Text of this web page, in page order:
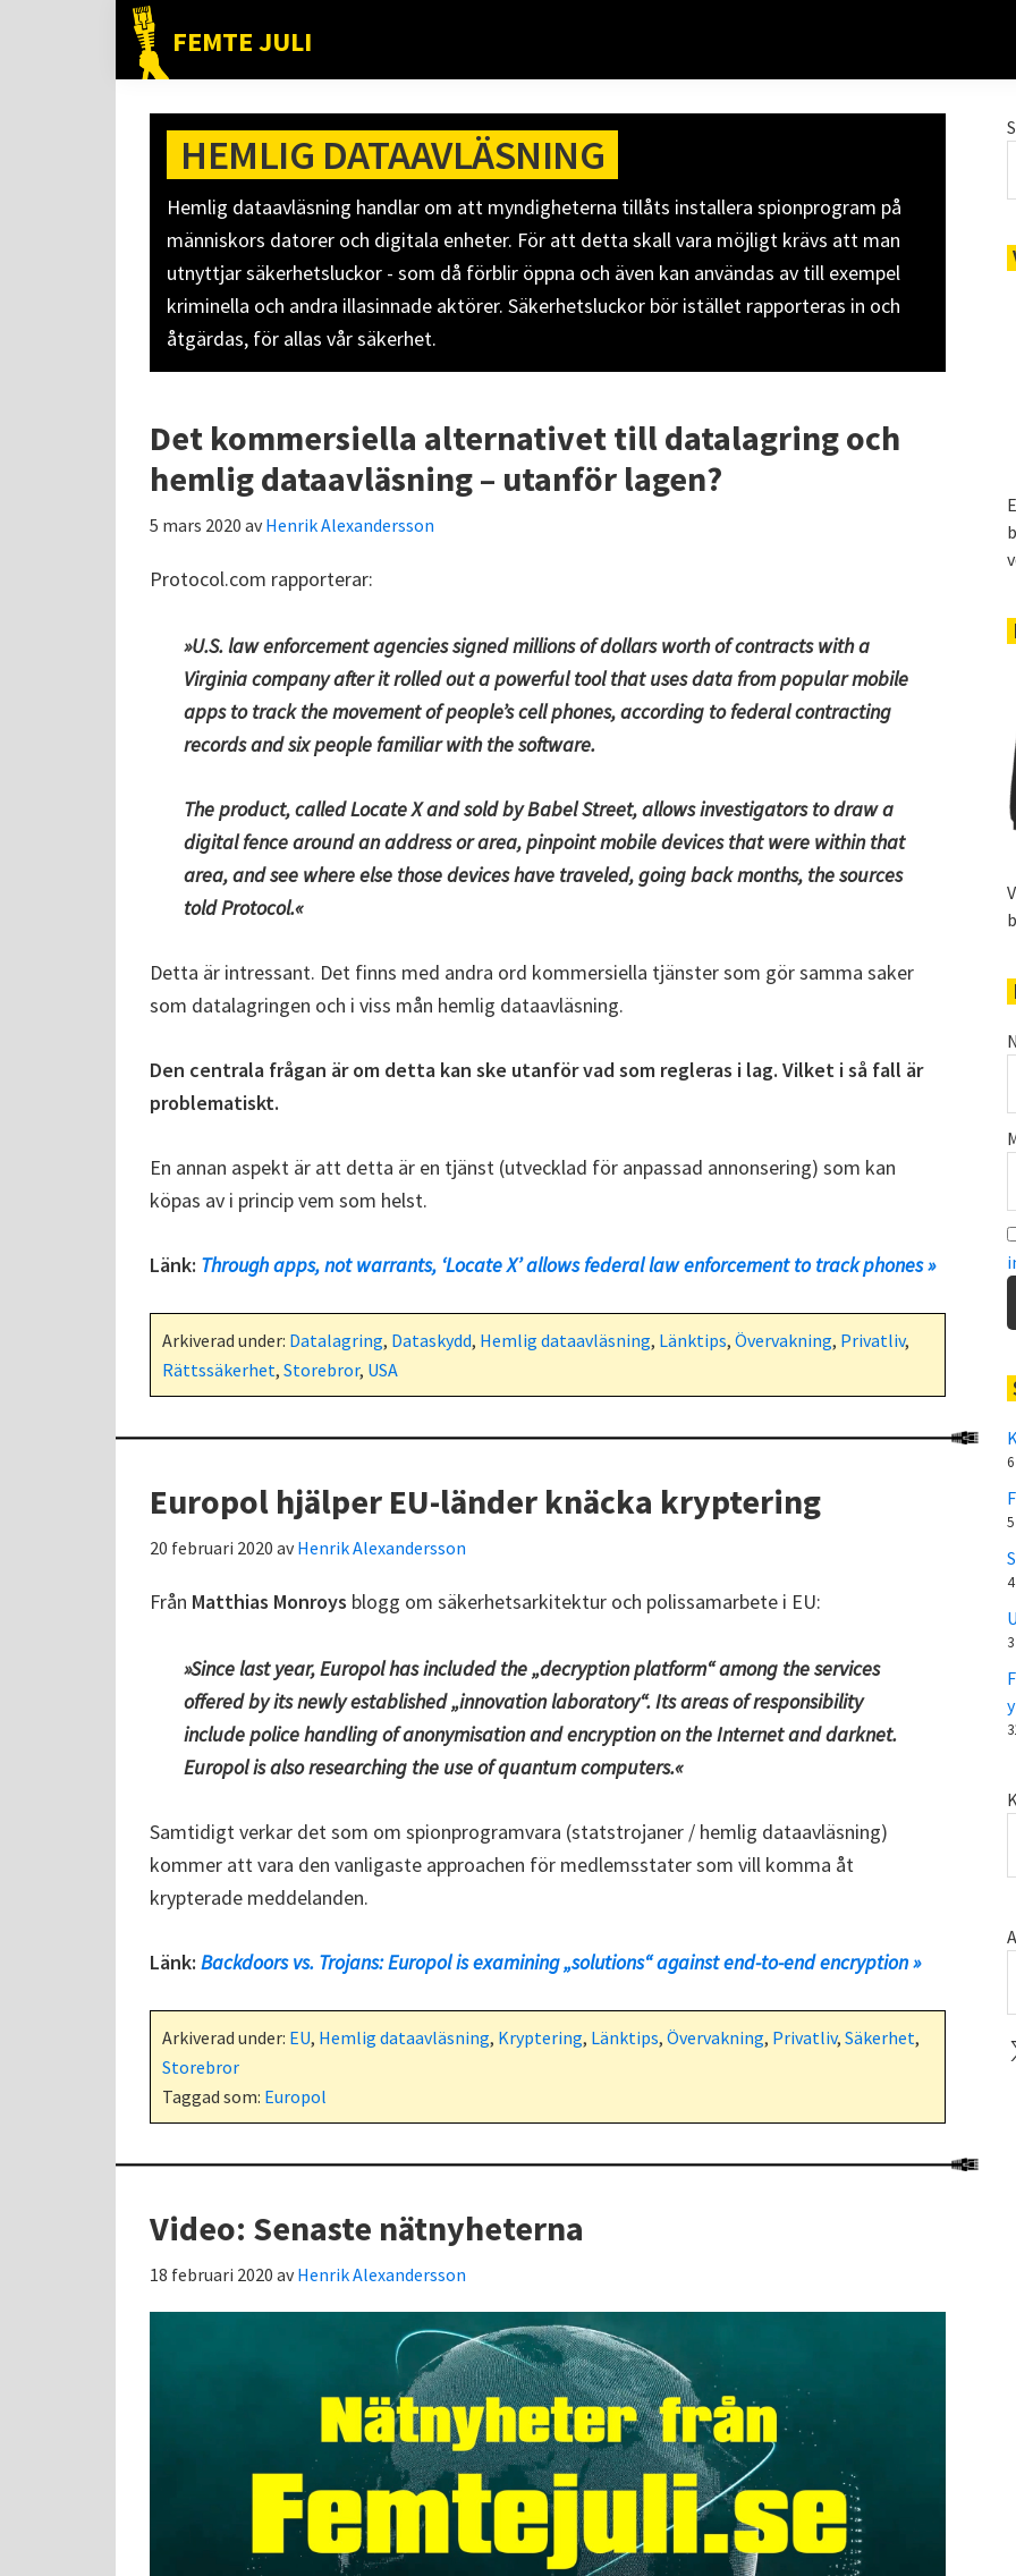
huvudnavigering
FEMTE JULI
Nätet
folket!HEMLIG DATAAVLÄSNING
Hemlig dataavläsning handlar om att myndigheterna tillåts installera spionprogram på
människors datorer och digitala enheter. För att detta skall vara möjligt krävs att man
utnyttjar säkerhetsluckor - som då förblir öppna och även kan användas av till exempel
kriminella och andra illasinnade aktörer. Säkerhetsluckor bör istället rapporteras in och
åtgärdas, för allas vår säkerhet.
Det kommersiella alternativet till datalagring och
hemlig dataavläsning – utanför lagen?
5 mars 2020 avHenrik Alexandersson
Protocol.com rapporterar:
»U.S. law enforcement agencies signed millions of dollars worth of contracts with a
Virginia company after it rolled out a powerful tool that uses data from popular mobile
apps to track the movement of people’s cell phones, according to federal contracting
records and six people familiar with the software.
The product, called Locate X and sold by Babel Street, allows investigators to draw a
digital fence around an address or area, pinpoint mobile devices that were within that
area, and see where else those devices have traveled, going back months, the sources
told Protocol.«
Detta är intressant. Det finns med andra ord kommersiella tjänster som gör samma saker
som datalagringen och i viss mån hemlig dataavläsning.
Den centrala frågan är om detta kan ske utanför vad som regleras i lag. Vilket i så fall är
problematiskt.
En annan aspekt är att detta är en tjänst (utvecklad för anpassad annonsering) som kan
köpas av i princip vem som helst.
Länk: Through apps, not warrants, ‘Locate X’ allows federal law enforcement to track phones »
Arkiverad under: Datalagring, Dataskydd, Hemlig dataavläsning, Länktips, Övervakning, Privatliv,
Rättssäkerhet, Storebror, USA
Europol hjälper EU-länder knäcka kryptering
20 februari 2020 avHenrik Alexandersson
Från Matthias Monroys blogg om säkerhetsarkitektur och polissamarbete i EU:
»Since last year, Europol has included the „decryption platform“ among the services
offered by its newly established „innovation laboratory“. Its areas of responsibility
include police handling of anonymisation and encryption on the Internet and darknet.
Europol is also researching the use of quantum computers.«
Samtidigt verkar det som om spionprogramvara (statstrojaner / hemlig dataavläsning)
kommer att vara den vanligaste approachen för medlemsstater som vill komma åt
krypterade meddelanden.
Länk: Backdoors vs. Trojans: Europol is examining „solutions“ against end-to-end encryption »
Arkiverad under: EU, Hemlig dataavläsning, Kryptering, Länktips, Övervakning, Privatliv, Säkerhet,
Storebror
Taggad som: Europol
Video: Senaste nätnyheterna
18 februari 2020 avHenrik Alexandersson